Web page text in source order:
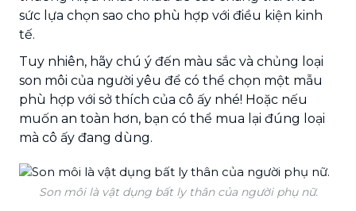
sức lựa chọn sao cho phù hợp với điều kiện kinh
tế.
Tuy nhiên, hãy chú ý đến màu sắc và chủng loại
son môi của người yêu để có thể chọn một mẫu
phù hợp với sở thích của cô ấy nhé! Hoặc nếu
muốn an toàn hơn, bạn có thể mua lại đúng loại
mà cô ấy đang dùng.
Son môi là vật dụng bất ly thân của người phụ nữ.